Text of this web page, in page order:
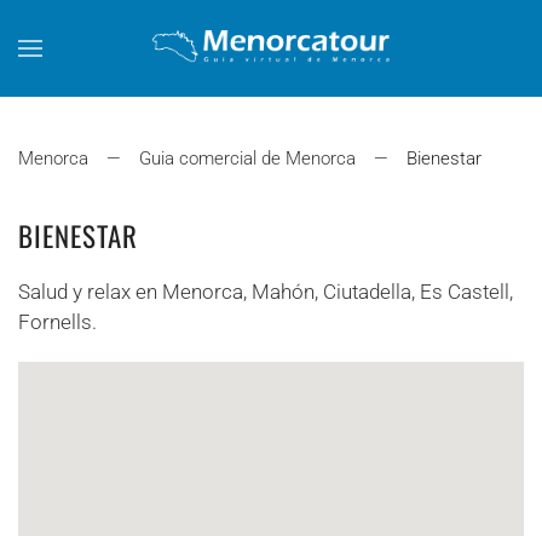
Skip to main content
Menorca Guia comercial de Menorca Bienestar
BIENESTAR
Salud y relax en Menorca, Mahón, Ciutadella, Es Castell,
Fornells.